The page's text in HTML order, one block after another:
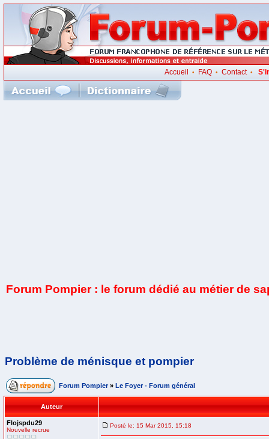
Accueil • FAQ• Contact•
Forum Pompier : le forum dédié au métier de
Problème de ménisque et pompier
Forum Pompier » Le Foyer - Forum général
Auteur
Flojspdu29
Nouvelle recrue
Posté le: 15 Mar 2015, 15:18